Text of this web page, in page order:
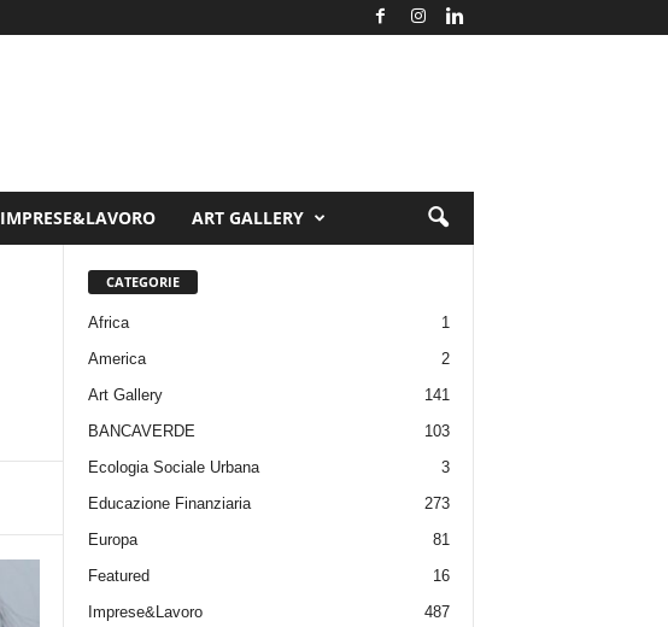
IMPRESE&LAVORO ART GALLERY
CATEGORIE
Africa
1
America
2
Art Gallery
141
BANCAVERDE
103
Ecologia Sociale Urbana
3
Educazione Finanziaria
273
Europa
81
Featured
16
Imprese&Lavoro
487